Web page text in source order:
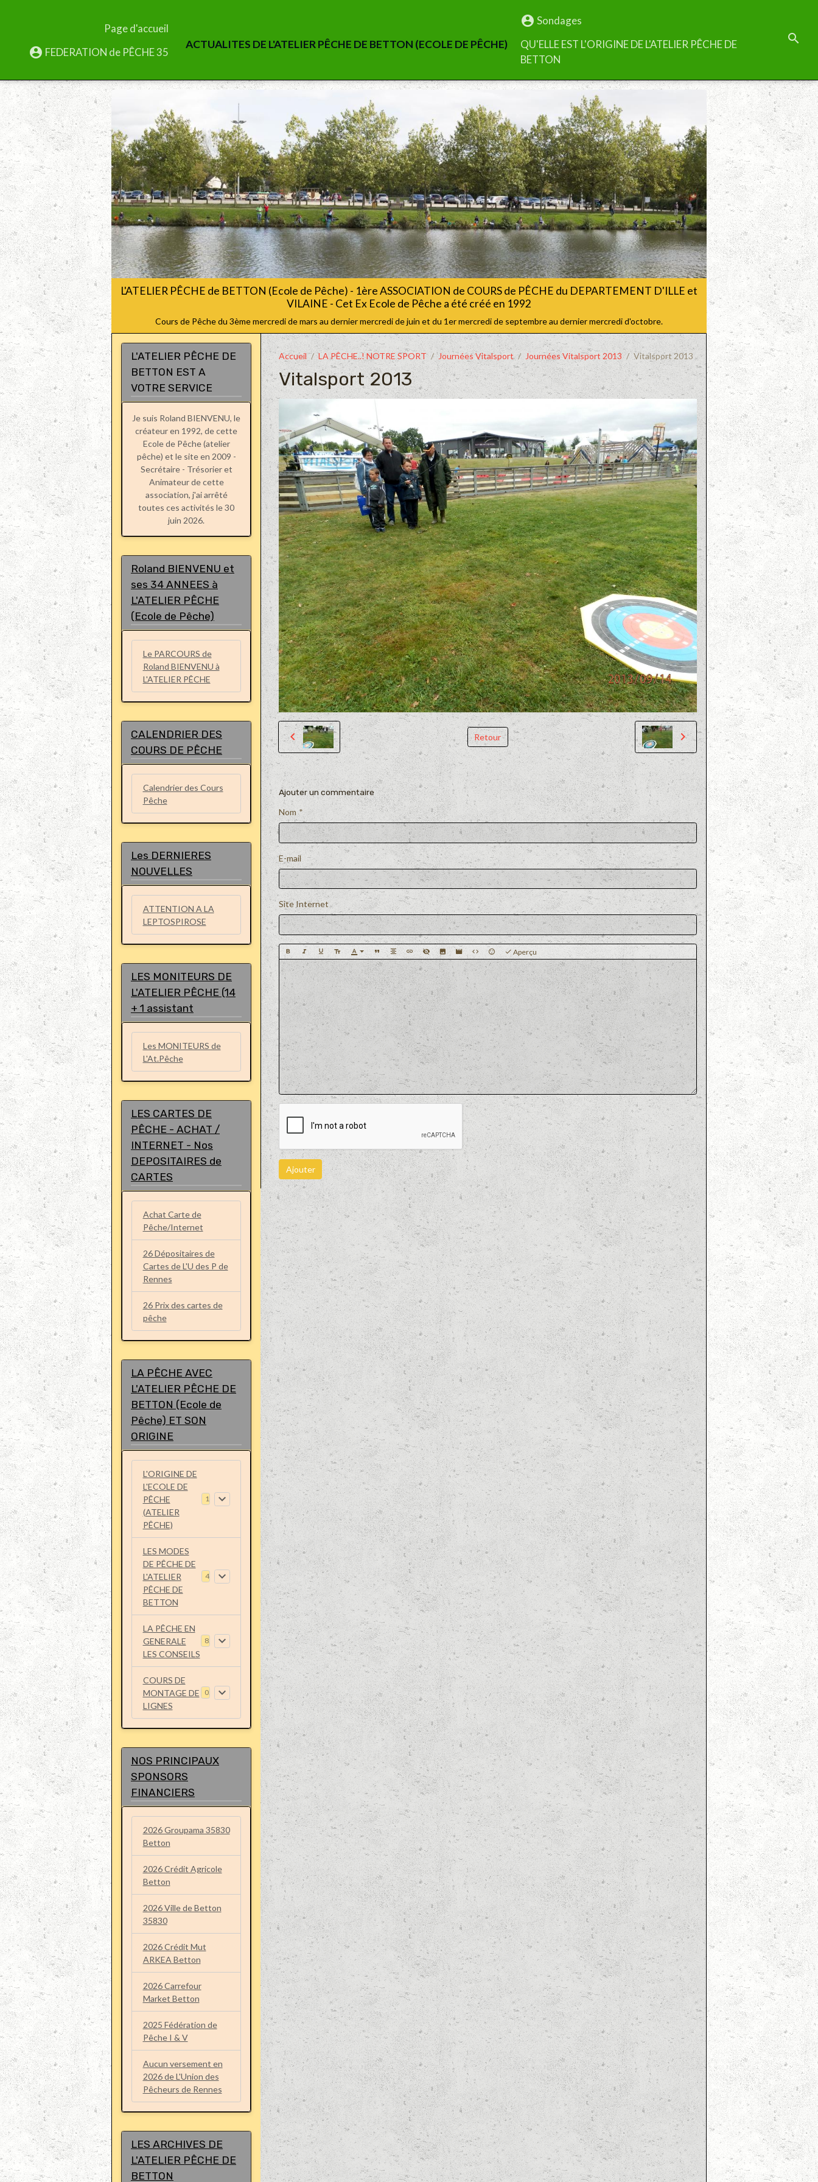
Page d'accueil
FEDERATION de PÊCHE 35
ACTUALITES DE L'ATELIER PÊCHE DE BETTON (ECOLE DE PÊCHE)
Sondages
QU'ELLE EST L'ORIGINE DE L'ATELIER PÊCHE DE
BETTON
L'ATELIER PÊCHE de BETTON (Ecole de Pêche) - 1ère ASSOCIATION de COURS de PÊCHE du DEPARTEMENT D'ILLE et
VILAINE - Cet Ex Ecole de Pêche a été créé en 1992
Cours de Pêche du 3ème mercredi de mars au dernier mercredi de juin et du 1er mercredi de septembre au dernier mercredi d'octobre.
Accueil LA PÊCHE..! NOTRE SPORT Journées Vitalsport Journées Vitalsport 2013 Vitalsport 2013
Vitalsport 2013
Retour
Ajouter un commentaire
Nom
E-mail
Site Internet
Aperçu
Ajouter
L'ATELIER PÊCHE DE
BETTON EST A
VOTRE SERVICE
Je suis Roland BIENVENU, le
créateur en 1992, de cette
Ecole de Pêche (atelier
pêche) et le site en 2009 -
Secrétaire - Trésorier et
Animateur de cette
association, j'ai arrêté
toutes ces activités le 30
juin 2026.
Roland BIENVENU et
ses 34 ANNEES à
L'ATELIER PÊCHE
(Ecole de Pêche)
Le PARCOURS de
Roland BIENVENU à
L'ATELIER PÊCHE
CALENDRIER DES
COURS DE PÊCHE
Calendrier des Cours
Pêche
Les DERNIERES
NOUVELLES
ATTENTION A LA
LEPTOSPIROSE
LES MONITEURS DE
L'ATELIER PÊCHE (14
+ 1 assistant
Les MONITEURS de
L'At.Pêche
LES CARTES DE
PÊCHE - ACHAT /
INTERNET - Nos
DEPOSITAIRES de
CARTES
Achat Carte de
Pêche/Internet
26 Dépositaires de
Cartes de L'U des P de
Rennes
26 Prix des cartes de
pêche
LA PÊCHE AVEC
L'ATELIER PÊCHE DE
BETTON (Ecole de
Pêche) ET SON
ORIGINE
L'ORIGINE DE
L'ECOLE DE
PÊCHE
(ATELIER
PÊCHE)
1
LES MODES
DE PÊCHE DE
L'ATELIER
PÊCHE DE
BETTON
4
LA PÊCHE EN
GENERALE
LES CONSEILS
8
COURS DE
MONTAGE DE
LIGNES
0
NOS PRINCIPAUX
SPONSORS
FINANCIERS
2026 Groupama 35830
Betton
2026 Crédit Agricole
Betton
2026 Ville de Betton
35830
2026 Crédit Mut
ARKEA Betton
2026 Carrefour
Market Betton
2025 Fédération de
Pêche I & V
Aucun versement en
2026 de L'Union des
Pêcheurs de Rennes
LES ARCHIVES DE
L'ATELIER PÊCHE DE
BETTON